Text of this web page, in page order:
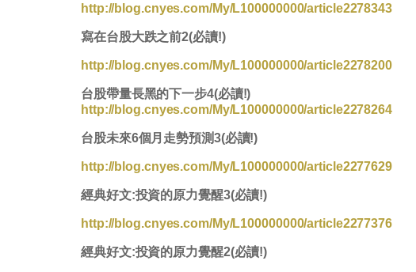
http://blog.cnyes.com/My/L100000000/article2278343
寫在台股大跌之前2(必讀!)
http://blog.cnyes.com/My/L100000000/article2278200
台股帶量長黑的下一步4(必讀!)
http://blog.cnyes.com/My/L100000000/article2278264
台股未來6個月走勢預測3(必讀!)
http://blog.cnyes.com/My/L100000000/article2277629
經典好文:投資的原力覺醒3(必讀!)
http://blog.cnyes.com/My/L100000000/article2277376
經典好文:投資的原力覺醒2(必讀!)